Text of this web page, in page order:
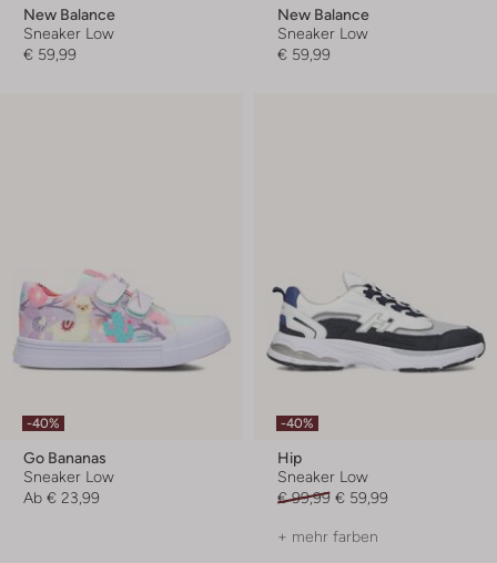
New Balance
Sneaker Low
€ 59,99
New Balance
Sneaker Low
€ 59,99
-40%
Go Bananas
Sneaker Low
Ab € 23,99
-40%
Hip
Sneaker Low
€ 99,99 € 59,99
+ mehr farben